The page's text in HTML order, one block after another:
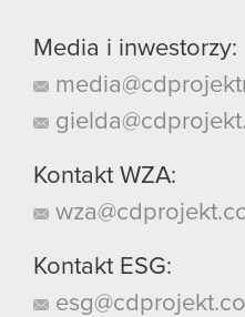
Media i inwestorzy:
Kontakt WZA:
Kontakt ESG: